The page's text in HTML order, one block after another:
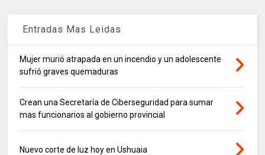
Entradas Mas Leidas
Mujer murió atrapada en un incendio y un adolescente
sufrió graves quemaduras
Crean una Secretaría de Ciberseguridad para sumar
mas funcionarios al gobierno provincial
Nuevo corte de luz hoy en Ushuaia